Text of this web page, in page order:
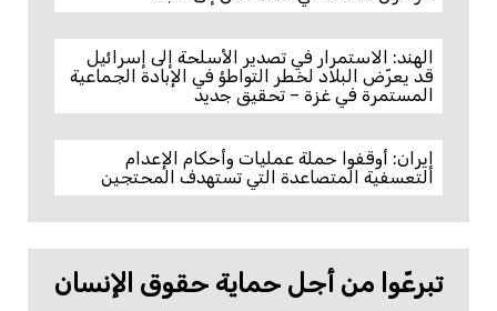
الهند: الاستمرار في تصدير الأسلحة إلى إسرائيل
قد يعرّض البلاد لخطر التواطؤ في الإبادة الجماعية
المستمرة في غزة – تحقيق جديد
إيران: أوقفوا حملة عمليات وأحكام الإعدام
التعسفية المتصاعدة التي تستهدف المحتجين
تبرعّوا من أجل حماية حقوق الإنسان